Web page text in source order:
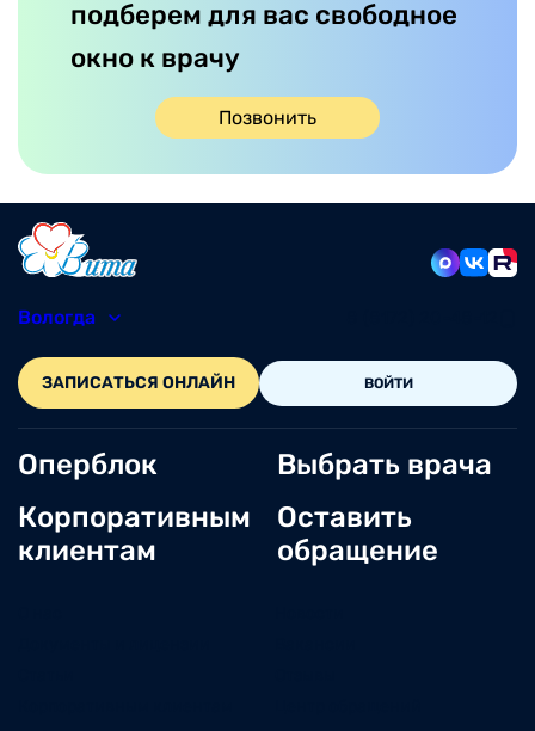
подберем для вас свободное
окно к врачу
Позвонить
Вологда
ЗАПИСАТЬСЯ ОНЛАЙН ВОЙТИ
Оперблок
Корпоративным
клиентам
Выбрать врача
Оставить
обращение